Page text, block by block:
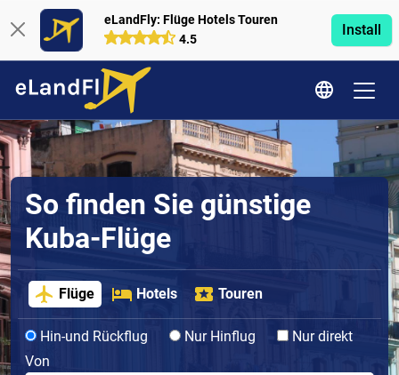
eLandFly: Flüge Hotels Touren
4.5
Install
So finden Sie günstige
Kuba-Flüge
Flüge Hotels Touren
Hin-und Rückflug Nur Hinflug
Nur direkt
Von